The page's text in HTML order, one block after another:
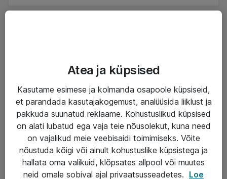
IT taristu
Haldusteenused
Garantii
Turva- ja nõrkvoolulahendused
AS ATEA
Atea ja küpsised
Kasutame esimese ja kolmanda osapoole küpsiseid,
et parandada kasutajakogemust, analüüsida liiklust ja
pakkuda suunatud reklaame. Kohustuslikud küpsised
on alati lubatud ega vaja teie nõusolekut, kuna need
on vajalikud meie veebisaidi toimimiseks. Võite
nõustuda kõigi või ainult kohustuslike küpsistega ja
hallata oma valikuid, klõpsates allpool või muutes
neid omale sobival ajal privaatsusseadetes. Loe